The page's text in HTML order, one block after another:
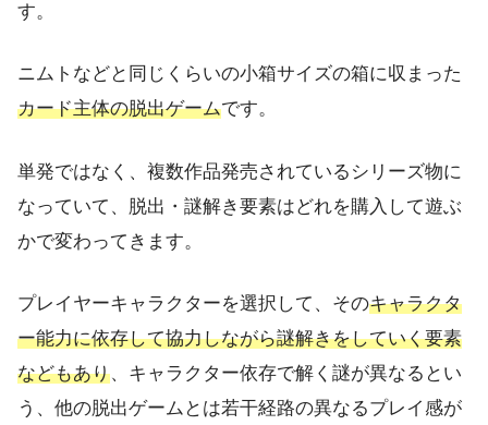
す。
ニムトなどと同じくらいの小箱サイズの箱に収まった
カード主体の脱出ゲームです。
単発ではなく、複数作品発売されているシリーズ物に
なっていて、脱出・謎解き要素はどれを購入して遊ぶ
かで変わってきます。
プレイヤーキャラクターを選択して、そのキャラクタ
ー能力に依存して協力しながら謎解きをしていく要素
などもあり、キャラクター依存で解く謎が異なるとい
う、他の脱出ゲームとは若干経路の異なるプレイ感が